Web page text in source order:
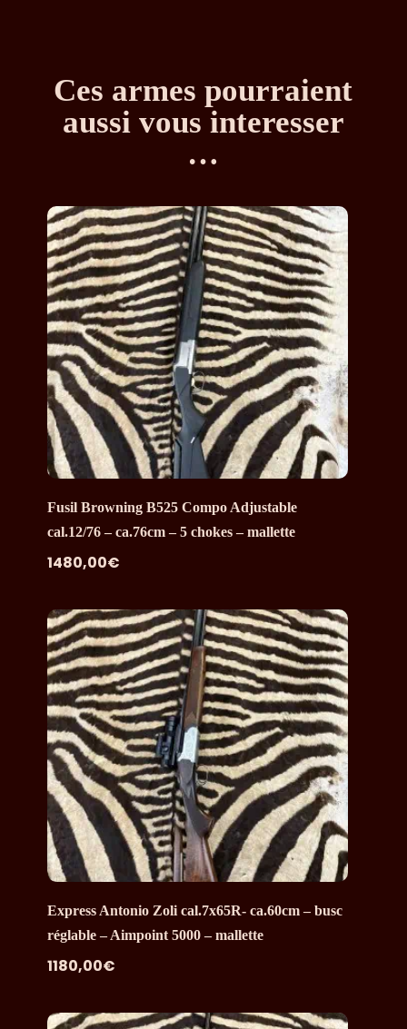
Ces armes pourraient
aussi vous interesser
…
Fusil Browning B525 Compo Adjustable
cal.12/76 – ca.76cm – 5 chokes – mallette
1480,00€
Express Antonio Zoli cal.7x65R- ca.60cm – busc
réglable – Aimpoint 5000 – mallette
1180,00€